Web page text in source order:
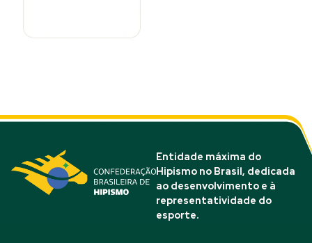
Entidade máxima do
Hipismo no Brasil, dedicada
ao desenvolvimento e à
representatividade do
esporte.